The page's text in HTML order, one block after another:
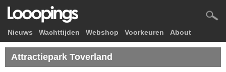
Nieuws Wachttijden Webshop Voorkeuren About
Attractiepark Toverland